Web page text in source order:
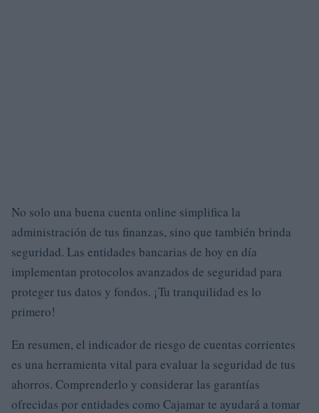
No solo una buena cuenta online simplifica la
administración de tus finanzas, sino que también brinda
seguridad. Las entidades bancarias de hoy en día
implementan protocolos avanzados de seguridad para
proteger tus datos y fondos. ¡Tu tranquilidad es lo
primero!
En resumen, el indicador de riesgo de cuentas corrientes
es una herramienta vital para evaluar la seguridad de tus
ahorros. Comprenderlo y considerar las garantías
ofrecidas por entidades como Cajamar te ayudará a tomar